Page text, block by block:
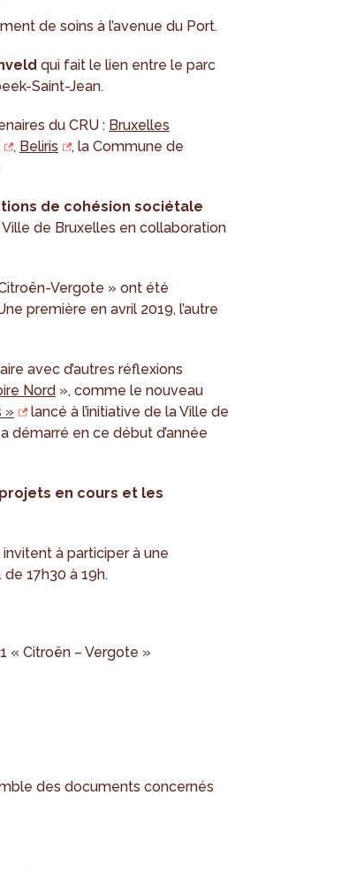
de soins à l’avenue du Port.
qui fait le lien entre le parc
Saint-Jean.
du CRU : Bruxelles
, Beliris
, la Commune de
de cohésion sociétale
de Bruxelles en collaboration
Vergote » ont été
première en avril 2019, l’autre
avec d’autres réflexions
Nord », comme le nouveau
»
lancé à l’initiative de la Ville de
démarré en ce début d’année
en cours et les
invitent à participer à une
17h30 à 19h.
« Citroën – Vergote »
des documents concernés